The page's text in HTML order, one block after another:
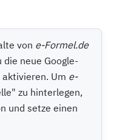
von e-Formel.de
die neue Google-
Um e-
zu hinterlegen,
und setze einen